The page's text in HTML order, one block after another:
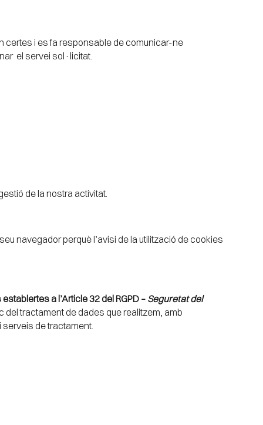
certes i es fa responsable de comunicar-ne
el servei sol·licitat.
de la nostra activitat.
navegador perquè l’avisi de la utilització de cookies
establertes a l’Article 32 del RGPD – Seguretat del
tractament de dades que realitzem, amb
de tractament.